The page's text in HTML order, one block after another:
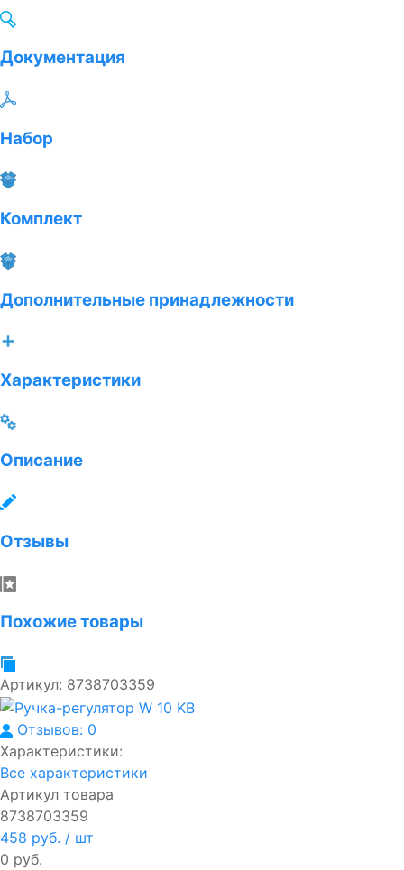
Документация
Набор
Комплект
Дополнительные принадлежности
Характеристики
Описание
Отзывы
Похожие товары
Артикул: 8738703359
Отзывов: 0
Характеристики:
Все характеристики
Артикул товара
8738703359
458 руб. / шт
0 руб.